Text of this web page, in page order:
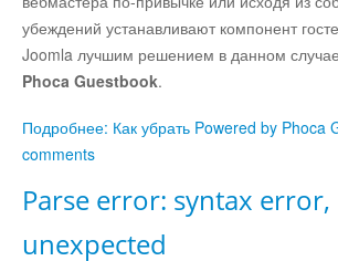
убеждений устанавливают компонент
Joomla лучшим решением в данном
Phoca Guestbook.
Подробнее: Как убрать Powered by Phoca
comments
Parse error: syntax error,
unexpected